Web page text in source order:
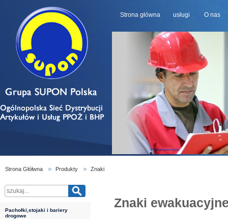
Strona główna usługi O nas
Strona Głółwna Produkty Znaki
Pachołki,stojaki i bariery
drogowe
Znaki